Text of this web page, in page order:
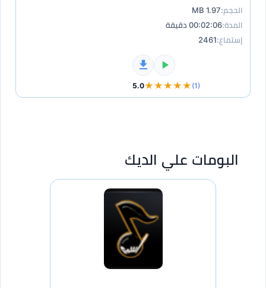
الحجم:1.97 MB
المدة:00:02:06 دقيقة
إستماع:2461
5.0★★★★★ (1)
البومات علي الديك